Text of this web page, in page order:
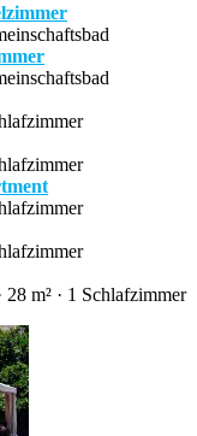
m² · 1 Schlafzimmer